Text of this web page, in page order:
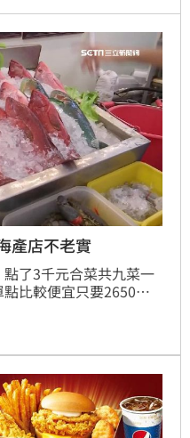
產店不老實
了3千元合菜共九菜一
比較便宜只要2650
傻眼改成單點，問題來
的生蠔送上桌已經蒸
！